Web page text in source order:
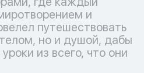
и
путешествовать
но и душой, дабы
из всего, что они